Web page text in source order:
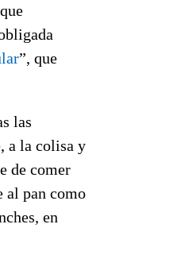
”, que
las
a la colisa y
de comer
al pan como
en